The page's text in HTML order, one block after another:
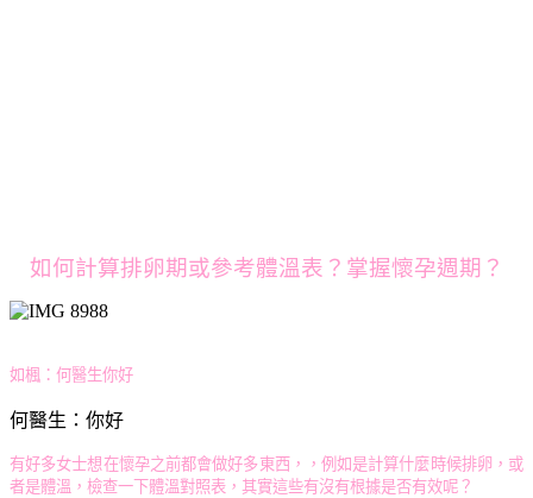
如何計算排卵期或參考體溫表？掌握懷孕週期？
如楓：何醫生你好
何醫生：你好
有好多女士想在懷孕之前都會做好多東西，，例如是計算什麼時候排卵，或
者是體溫，檢查一下體溫對照表，其實這些有沒有根據是否有效呢？